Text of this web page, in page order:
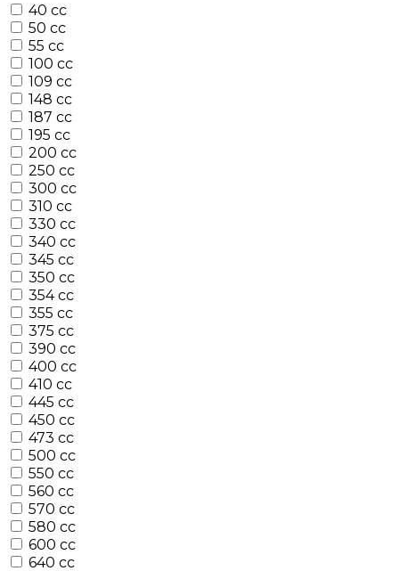
40 cc
50 cc
55 cc
100 cc
109 cc
148 cc
187 cc
195 cc
200 cc
250 cc
300 cc
310 cc
330 cc
340 cc
345 cc
350 cc
354 cc
355 cc
375 cc
390 cc
400 cc
410 cc
445 cc
450 cc
473 cc
500 cc
550 cc
560 cc
570 cc
580 cc
600 cc
640 cc